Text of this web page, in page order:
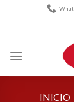
INICIO